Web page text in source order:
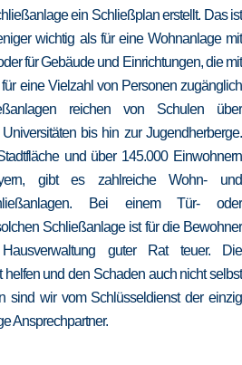
ein Schließplan erstellt. Das ist
wichtig als für eine Wohnanlage mit
für Gebäude und Einrichtungen, die mit
eine Vielzahl von Personen zugänglich
reichen von Schulen über
bis hin zur Jugendherberge.
und über 145.000 Einwohnern
gibt es zahlreiche Wohn- und
Bei einem Tür- oder
Schließanlage ist für die Bewohner
guter Rat teuer. Die
helfen und den Schaden auch nicht selbst
sind wir vom Schlüsseldienst der einzig
Ansprechpartner.